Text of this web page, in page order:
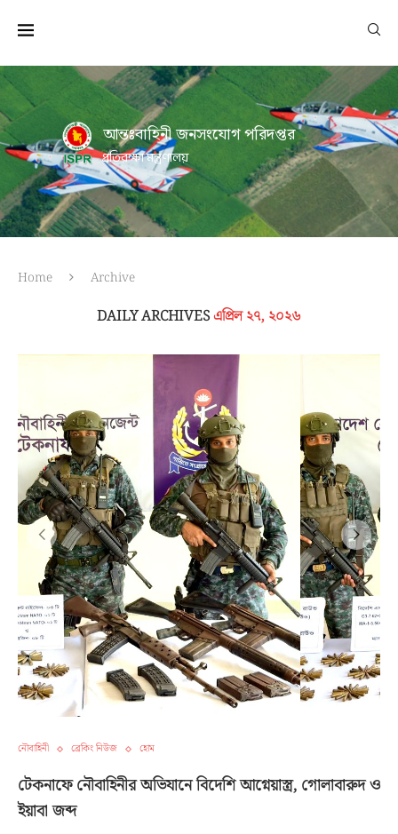
আন্তঃবাহিনী জনসংযোগ পরিদপ্তর
প্রতিরক্ষা মন্ত্রণালয়
Home Archive
DAILY ARCHIVESএপ্রিল ২৭, ২০২৬
নৌবাহিনী ব্রেকিং নিউজ হোম
টেকনাফে নৌবাহিনীর অভিযানে বিদেশি আগ্নেয়াস্ত্র, গোলাবারুদ ও
ইয়াবা জব্দ